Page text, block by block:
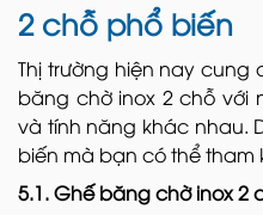
2 chỗ phổ biến
Thị trường hiện nay
băng chờ inox 2 chỗ với
và tính năng khác nhau.
biến mà bạn có thể tham
5.1. Ghế băng chờ inox 2